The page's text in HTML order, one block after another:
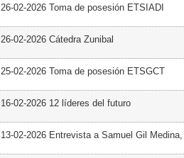
26-02-2026 Toma de posesión ETSIADI
26-02-2026 Cátedra Zunibal
25-02-2026 Toma de posesión ETSGCT
16-02-2026 12 líderes del futuro
13-02-2026 Entrevista a Samuel Gil